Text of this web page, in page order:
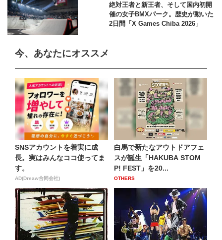
絶対王者と新王者、そして国内初開
催の女子BMXパーク。歴史が動いた
2日間「X Games Chiba 2026」
今、あなたにオススメ
SNSアカウントを着実に成
長。実はみんなココ使ってま
す。
AD(Dreaw合同会社)
白馬で新たなアウトドアフェ
スが誕生「HAKUBA STOM
P! FEST」を20...
OTHERS